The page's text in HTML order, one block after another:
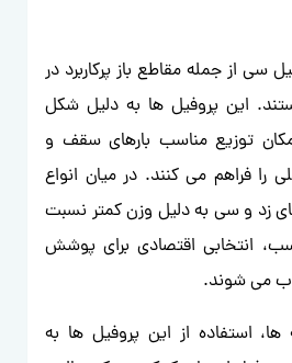
سی از جمله مقاطع باز پرکاربرد در
این پروفیل ها به دلیل شکل
توزیع مناسب بارهای سقف و
را فراهم می کنند. در میان انواع
زد و سی به دلیل وزن کمتر نسبت
انتخابی اقتصادی برای پوشش
می شوند.
استفاده از این پروفیل ها به